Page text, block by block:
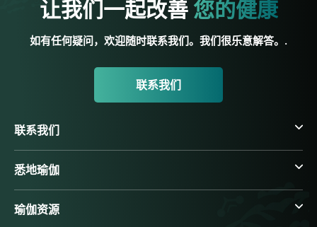
让我们一起改善 您的健康
如有任何疑问，欢迎随时联系我们。我们很乐意解答。.
联系我们
联系我们
悉地瑜伽
瑜伽资源